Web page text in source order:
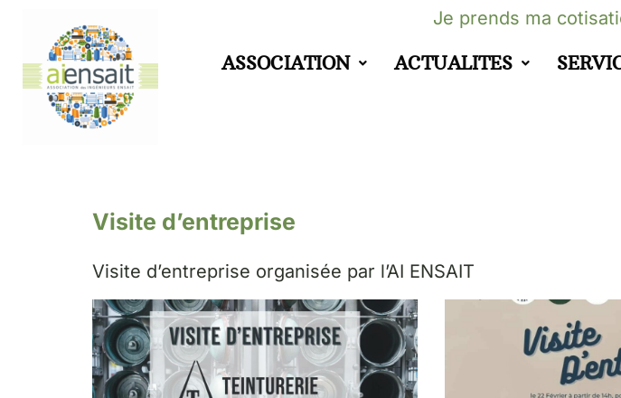
Aller
au
contenu
Je prends ma
ASSOCIATION ACTUALITES
Visite d’entreprise
Visite d’entreprise organisée par l’AI ENSAIT